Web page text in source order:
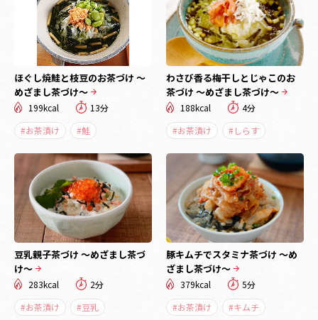
ほぐし焼鮭と枝豆のお茶づけ ～
めざまし茶づけ～
199kcal
13分
#お茶漬け
#鮭
わさび香る梅干しとじゃこのお
茶づけ ～めざまし茶づけ～
188kcal
4分
#お茶漬け
#しらす
豆乳親子茶づけ ～めざまし茶づ
け～
283kcal
2分
#お茶漬け
#豆乳
豚キムチでスタミナ茶づけ ～め
ざまし茶づけ～
379kcal
5分
#お茶漬け
#キムチ